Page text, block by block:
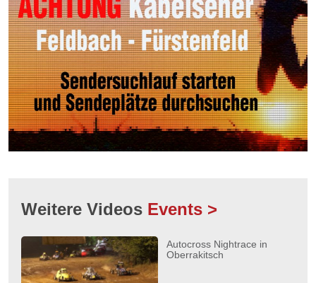
Weitere Videos Events >
Autocross Nightrace in
Oberrakitsch